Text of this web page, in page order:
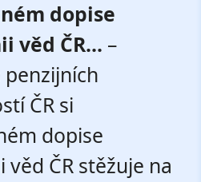
dopise
věd ČR... –
penzijních
ČR si
dopise
věd ČR stěžuje na